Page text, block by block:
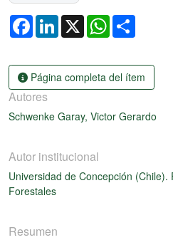
FacebookLinkedIn
X WhatsApp
Página completa del ítem
Autores
Schwenke Garay, Victor Gerardo
Autor institucional
Universidad de Concepción (Chile).
Forestales
Resumen